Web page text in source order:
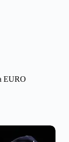
EURO